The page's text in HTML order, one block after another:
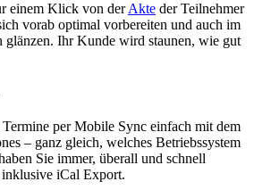
einem Klick von derAkte der Teilnehmer
vorab optimal vorbereiten und auch im
glänzen. Ihr Kunde wird staunen, wie gut
per Mobile Sync einfach mit dem
– ganz gleich, welches Betriebssystem
Sie immer, überall und schnell
iCal Export.